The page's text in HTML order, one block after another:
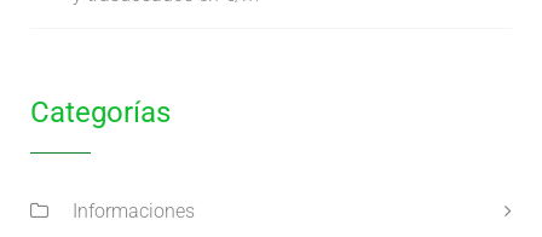
Categorías
Informaciones